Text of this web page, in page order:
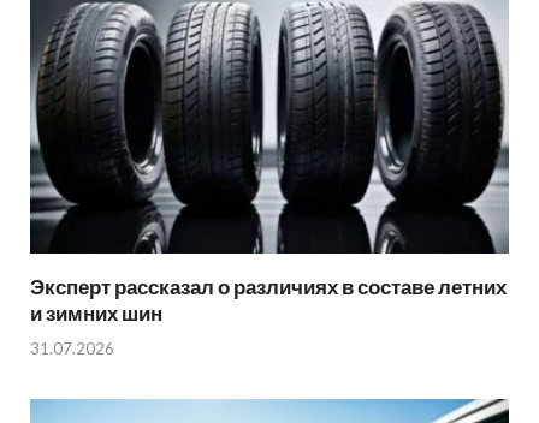
Эксперт рассказал о различиях в составе летних
и зимних шин
31.07.2026